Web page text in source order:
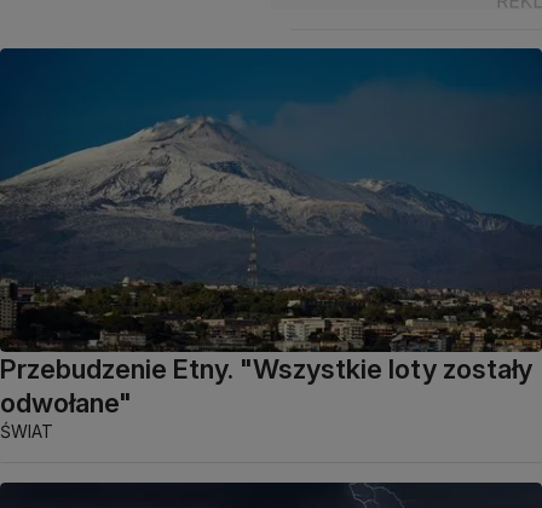
Przebudzenie Etny. "Wszystkie loty zostały
odwołane"
ŚWIAT